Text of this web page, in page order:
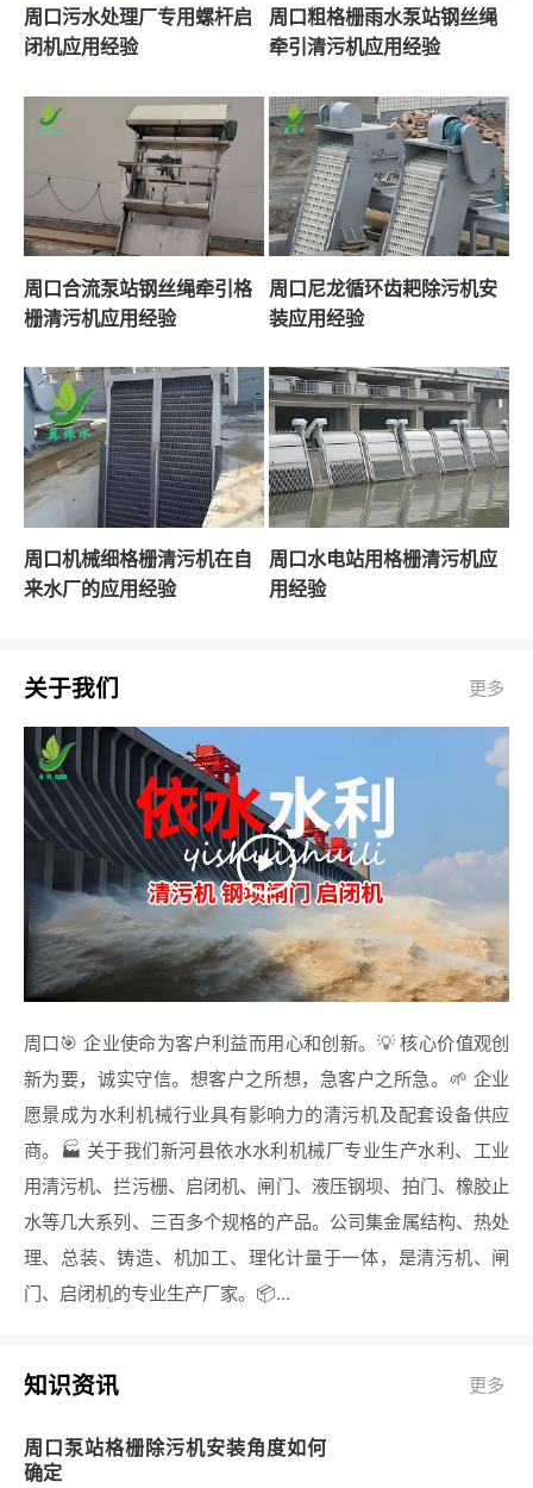
周口污水处理厂专用螺杆启
闭机应用经验
周口粗格栅雨水泵站钢丝绳
牵引清污机应用经验
周口合流泵站钢丝绳牵引格
栅清污机应用经验
周口尼龙循环齿耙除污机安
装应用经验
周口机械细格栅清污机在自
来水厂的应用经验
周口水电站用格栅清污机应
用经验
关于我们 更多
周口🎯 企业使命为客户利益而用心和创新。💡 核心价值观创
新为要，诚实守信。想客户之所想，急客户之所急。🌱 企业
愿景成为水利机械行业具有影响力的清污机及配套设备供应
商。🏭 关于我们新河县依水水利机械厂专业生产水利、工业
用清污机、拦污栅、启闭机、闸门、液压钢坝、拍门、橡胶止
水等几大系列、三百多个规格的产品。公司集金属结构、热处
理、总装、铸造、机加工、理化计量于一体，是清污机、闸
门、启闭机的专业生产厂家。📦...
知识资讯 更多
周口泵站格栅除污机安装角度如何
确定